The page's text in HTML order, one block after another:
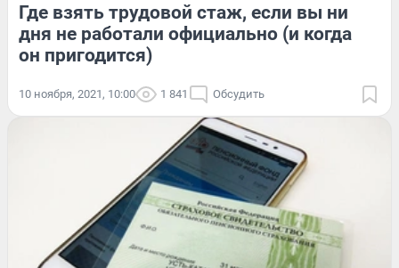
Где взять трудовой стаж, если вы ни
дня не работали официально (и когда
он пригодится)
10 ноября, 2021, 10:00 1 841 Обсудить